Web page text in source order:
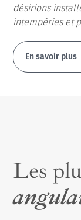
désirions
intempéries et
En savoir plus
Les